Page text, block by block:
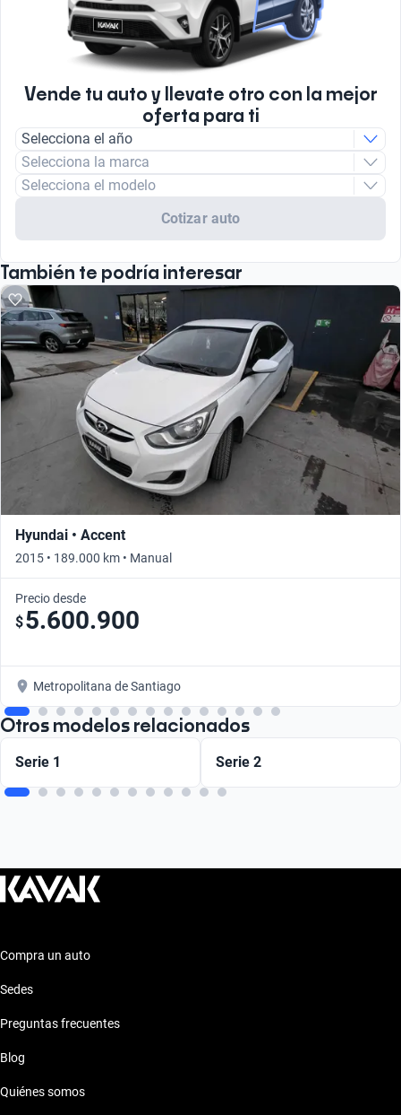
Vende tu auto y llevate otro con la mejor
oferta para ti
Selecciona el año
Selecciona la marca
Selecciona el modelo
Cotizar auto
También te podría interesar
Hyundai • Accent
2015 • 189.000 km • Manual
Precio desde
$5.600.900
Metropolitana de Santiago
Otros modelos relacionados
Serie 1 Serie 2
Compra un auto
Sedes
Preguntas frecuentes
Blog
Quiénes somos